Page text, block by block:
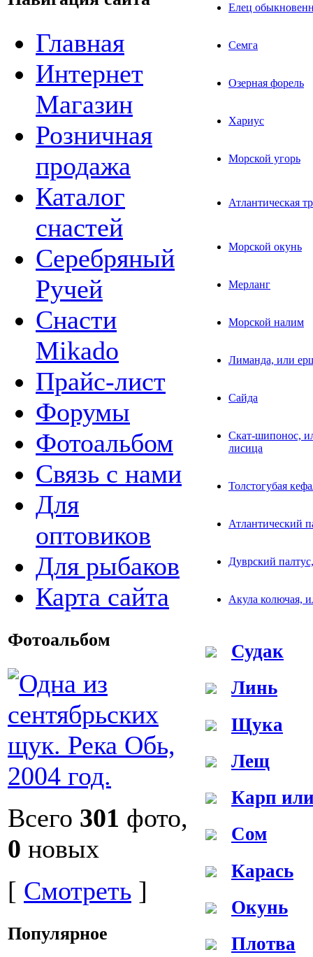
Главная
Интернет
Магазин
Розничная
продажа
Каталог
снастей
Серебряный
Ручей
Снасти
Mikado
Прайс-лист
Форумы
Фотоальбом
Связь с нами
Для
оптовиков
Для рыбаков
Карта сайта
Фотоальбом
Всего 301 фото,
0 новых
[ Смотреть ]
Популярное
Елец
Семга
Озерная форель
Хариус
Морской угорь
Атлантическая
Морской окунь
Мерланг
Морской налим
Лиманда, или
Сайда
Скат-шипонос,
лисица
Толстогубая
Атлантический
Дуврский
Акула колючая,
Судак
Линь
Щука
Лещ
Карп
Сом
Карась
Окунь
Плотва